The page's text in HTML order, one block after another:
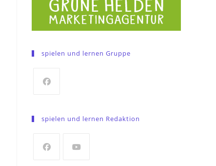
spielen und lernen Gruppe
a
tab
spielen und lernen Redaktion